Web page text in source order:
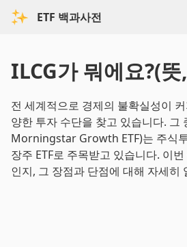
ETF 백과사전
ILCG가 뭐에요?(
전 세계적으로 경제의 불확실성이
양한 투자 수단을 찾고 있습니다. 그
Morningstar Growth ETF)는 주식
장주 ETF로 주목받고 있습니다. 이
인지, 그 장점과 단점에 대해 자세히